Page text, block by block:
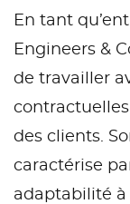
En tant
Engineers &
de travailler
des clients.
caractérise
adaptabilité à